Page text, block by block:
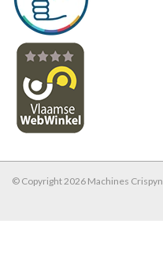
© Copyright 2026 Machines Crispyn